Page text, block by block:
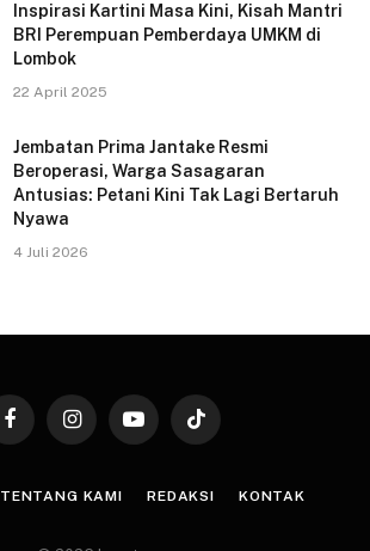
Inspirasi Kartini Masa Kini, Kisah Mantri
BRI Perempuan Pemberdaya UMKM di
Lombok
22 April 2025
Jembatan Prima Jantake Resmi
Beroperasi, Warga Sasagaran
Antusias: Petani Kini Tak Lagi Bertaruh
Nyawa
4 Juli 2026
FacebookInstagramYouTubeTikTok
TENTANG KAMI REDAKSI KONTAK